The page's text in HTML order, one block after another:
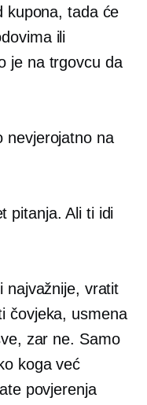
kupona, tada će
ili
je na trgovcu da
nevjerojatno na
pitanja. Ali ti idi
najvažnije, vratit
čovjeka, usmena
zar ne. Samo
koga već
povjerenja